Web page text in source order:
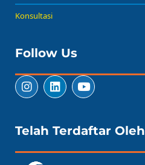
Konsultasi
Follow Us
Telah Terdaftar Oleh